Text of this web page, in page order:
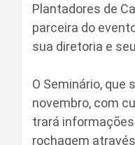
Plantadores de
parceira do
sua diretoria e
O Seminário, que
novembro, com
trará
rochagem